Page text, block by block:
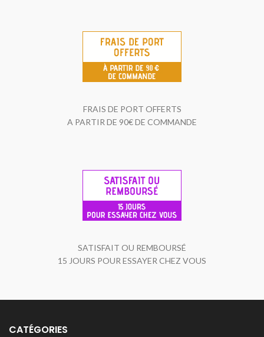
FRAIS DE PORT OFFERTS
A PARTIR DE 90€ DE COMMANDE
SATISFAIT OU REMBOURSÉ
15 JOURS POUR ESSAYER CHEZ VOUS
CATÉGORIES